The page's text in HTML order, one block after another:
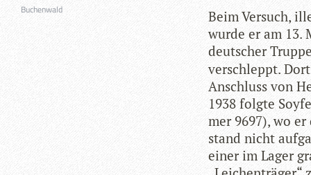
Buchenwald
Beim Ver­such,
wurde er am 13.
deut­scher
ver­schleppt.
Anschluss von
1938 folgte
mer 9697), wo
stand nicht
einer im Lager